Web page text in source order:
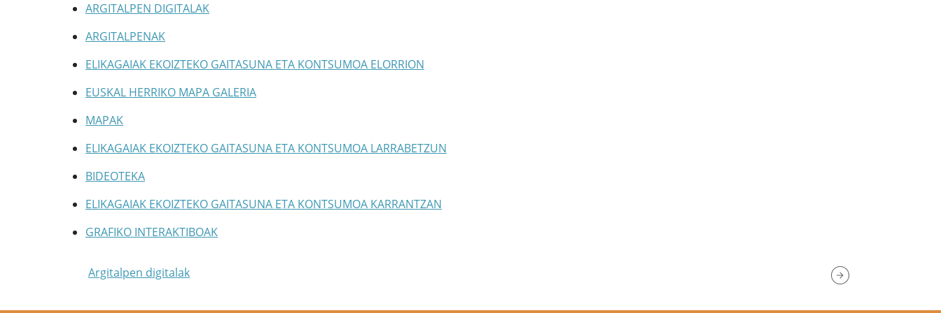
ARGITALPEN DIGITALAK
ARGITALPENAK
ELIKAGAIAK EKOIZTEKO GAITASUNA ETA KONTSUMOA ELORRION
EUSKAL HERRIKO MAPA GALERIA
MAPAK
ELIKAGAIAK EKOIZTEKO GAITASUNA ETA KONTSUMOA LARRABETZUN
BIDEOTEKA
ELIKAGAIAK EKOIZTEKO GAITASUNA ETA KONTSUMOA KARRANTZAN
GRAFIKO INTERAKTIBOAK
Argitalpen digitalak